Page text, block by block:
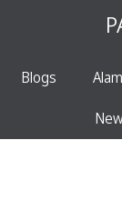
Blogs